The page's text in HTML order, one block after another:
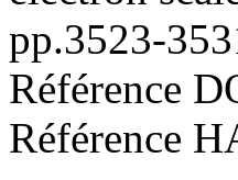
pp.3523-
Référence
Référence